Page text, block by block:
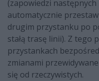
(zapowiedzi
automatycznie
drugim przystanku po
stałą trasę linii). Z tego
przystankach
zmianami
się od rzeczywistych.